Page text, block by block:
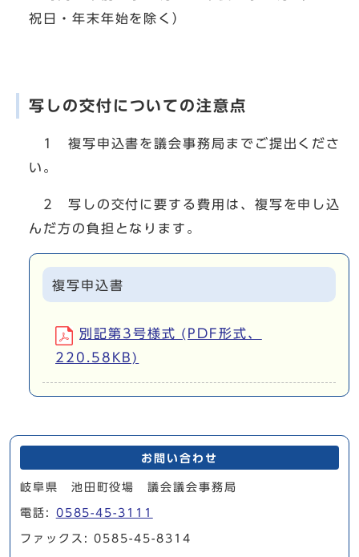
祝日・年末年始を除く）
写しの交付についての注意点
1 複写申込書を議会事務局までご提出くださ
い。
2 写しの交付に要する費用は、複写を申し込
んだ方の負担となります。
複写申込書
別記第3号様式 (PDF形式、
220.58KB)
お問い合わせ
岐阜県 池田町役場 議会議会事務局
電話: 0585-45-3111
ファックス: 0585-45-8314